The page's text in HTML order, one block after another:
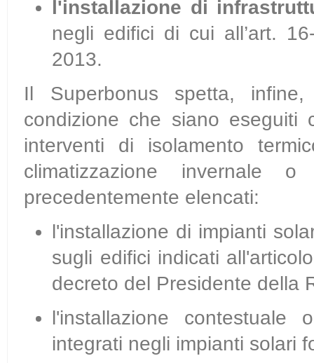
l'installazione di
negli edifici di cui all’art.
2013.
Il Superbonus spetta,
condizione che siano eseguiti
interventi di isolamento
climatizzazione invernale
precedentemente elencati:
l'installazione di impianti
sugli edifici indicati
decreto del Presidente della
l'installazione
integrati negli impianti solari